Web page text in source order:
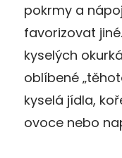
pokrmy a
favorizovat
kyselých
oblíbené
kyselá jídla,
ovoce nebo